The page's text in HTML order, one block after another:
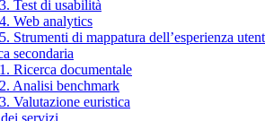
Test di usabilità
Web analytics
Strumenti di mappatura dell’esperienza
secondaria
Ricerca documentale
Analisi benchmark
Valutazione euristica
servizi